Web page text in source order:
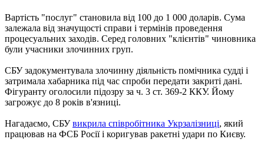
Вартість "послуг" становила від 100 до 1 000 доларів. Сума
залежала від значущості справи і термінів проведення
процесуальних заходів. Серед головних "клієнтів" чиновника
були учасники злочинних груп.
СБУ задокументувала злочинну діяльність помічника судді і
затримала хабарника під час спроби передати закриті дані.
Фігуранту оголосили підозру за ч. 3 ст. 369-2 ККУ. Йому
загрожує до 8 років в'язниці.
Нагадаємо, СБУвикрила співробітника Укрзалізниці, який
працював на ФСБ Росії і коригував ракетні удари по Києву.